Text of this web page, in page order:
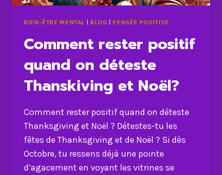
BIEN-ÊTRE MENTAL | BLOG | PENSÉE POSITIVE
Comment rester positif
quand on déteste
Thanskiving et Noël?
Comment rester positif quand on déteste
Thanksgiving et Noël ? Détestes-tu les
fêtes de Thanksgiving et de Noël ? Si dès
Octobre, tu ressens déjà une pointe
d’agacement en voyant les vitrines se